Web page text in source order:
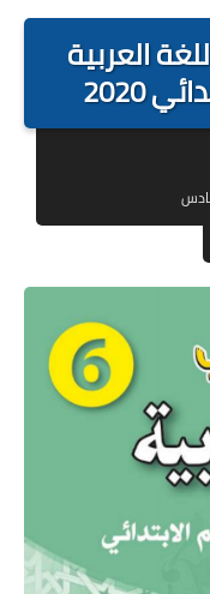
الزمن
الدعم
العربية
2020